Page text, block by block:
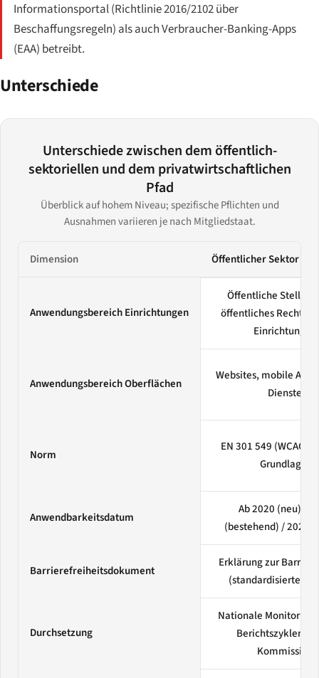
Informationsportal (Richtlinie 2016/2102 über
Beschaffungsregeln) als auch Verbraucher-Banking-Apps
(EAA) betreibt.
Unterschiede
Unterschiede zwischen dem öffentlich-
sektoriellen und dem privatwirtschaftlichen
Pfad
Überblick auf hohem Niveau; spezifische Pflichten und
Ausnahmen variieren je nach Mitgliedstaat.
Dimension Öffentlicher Sektor
Anwendungsbereich Einrichtungen
Öffentliche Stellen,
öffentliches Recht
Einrichtungen
Anwendungsbereich Oberflächen
Websites, mobile
Dienste
Norm
EN 301 549 (WCAG
Grundlage)
Anwendbarkeitsdatum
Ab 2020 (neu) /
(bestehend) / 2021
Barrierefreiheitsdokument
Erklärung zur
(standardisierte
Durchsetzung
Nationale
Berichtszyklen
Kommission